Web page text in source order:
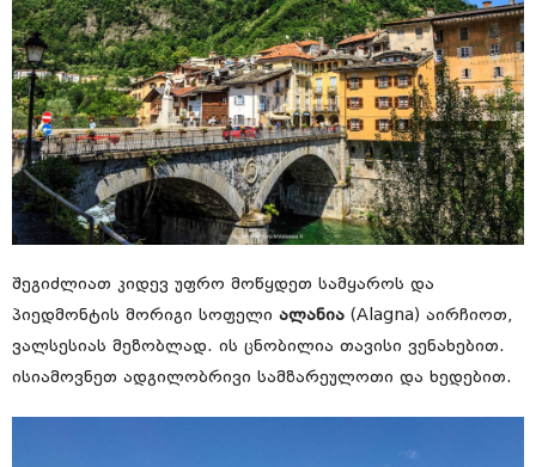
შეგიძლიათ კიდევ უფრო მოწყდეთ სამყაროს და
პიედმონტის მორიგი სოფელი ალანია (Alagna) აირჩიოთ,
ვალსესიას მეზობლად. ის ცნობილია თავისი ვენახებით.
ისიამოვნეთ ადგილობრივი სამზარეულოთი და ხედებით.